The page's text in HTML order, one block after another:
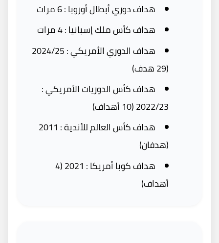
هداف دوري أبطال أوروبا : 6 مرات
هداف كأس ملك إسبانيا : 4 مرات
هداف الدوري الأمريكي : 2024/25
(29 هدف)
هداف كأس الدوريات الأمريكي :
2022/23 (10 أهداف)
هداف كأس العالم للأندية : 2011
(هدفان)
هداف كوبا أمريكا : 2021 (4
أهداف)